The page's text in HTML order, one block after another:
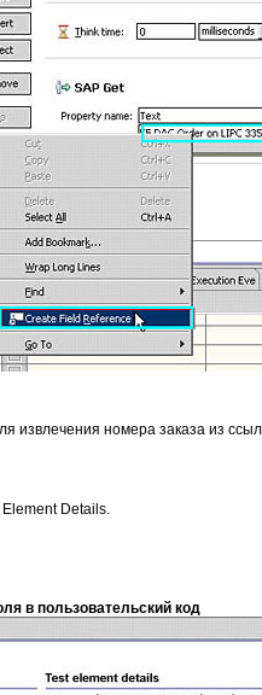
номера заказа из
Details.
в пользовательский код